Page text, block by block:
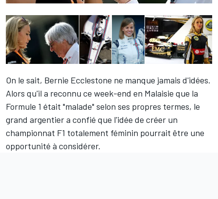
On le sait, Bernie Ecclestone ne manque jamais d'idées.
Alors qu'il a reconnu ce week-end en Malaisie que la
Formule 1 était "malade" selon ses propres termes, le
grand argentier a confié que l'idée de créer un
championnat F1 totalement féminin pourrait être une
opportunité à considérer.